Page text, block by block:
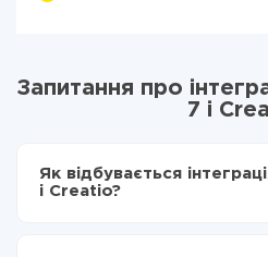
Запитання про
7 і
Як відбувається
і Creatio?